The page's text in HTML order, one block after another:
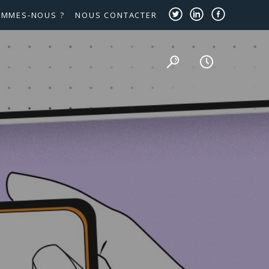
NOUS CONTACTER
NOUS ?